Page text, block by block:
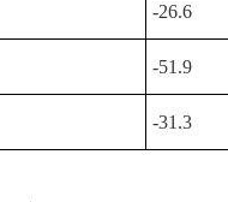
-26.6
-51.9
-31.3